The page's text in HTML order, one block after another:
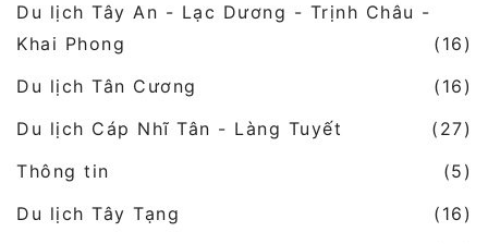
Du lịch Tây An - Lạc Dương - Trịnh Châu -
Khai Phong
(16)
Du lịch Tân Cương
(16)
Du lịch Cáp Nhĩ Tân - Làng Tuyết
(27)
Thông tin
(5)
Du lịch Tây Tạng
(16)